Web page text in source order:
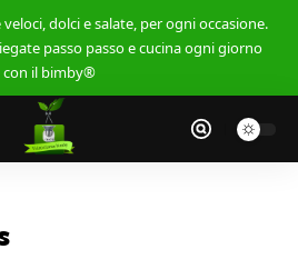
dolci e salate, per ogni occasione.
passo passo e cucina ogni giorno
con il bimby®